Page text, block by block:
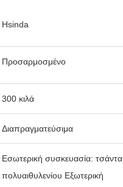
Hsinda
Προσαρμοσμένο
300 κιλά
Διαπραγματεύσιμα
Εσωτερική συσκευασία: τσάντα
πολυαιθυλενίου Εξωτερική